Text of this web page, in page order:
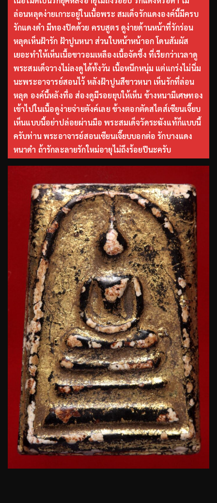
ล่อนหลุดง่ายเกาะอยู่ในเนื้อพระ สมเด็จรักแดงองค์นี้มีครบ
รักแดงดำ มีทองปิดด้วย ครบสูตร ดูง่ายด้านหน้าที่รักร่อน
หลุดเห็นฝ้ารัก ฝ้าปูนหนา ส่วนใบหน้าหน้าอก โดนสัมผัส
เยอะทำให้เห็นเนื้อขาวอมเหลืองเนื้อจัดซึ้ง ที่เรียกว่าเวลาดู
พระสมเด็จวางไม่ลงดูได้ทั้งวัน เนื้อหนึกหนุ่ม แต่แกร่งไม่นิ่ม
นะพระอาจารย์สอนไว้ หลังฝ้าปูนสีขาวหนา เห็นรักที่ล่อน
หลุด องค์นี้หลังทื่อ ส่องดูมีรอยยุบให้เห็น ข้างหนามีเศษทอง
เข้าไปในเนื้อดูง่ายจ่ายตังค์เลย ข้างตอกตัดสไตส์เซียนเจี๊ยบ
เห็นแบบนี้อย่าปล่อยผ่านมือ พระสมเด็จวัดระฆังแท้ก็แบบนี้
ครับท่าน พระอาจารย์สอนเซียนเจี๊ยบบอกต่อ รักบางแดง
หนาดำ ถ้ารักละลายรักใหม่อายุไม่ถึงร้อยปีนะครับ